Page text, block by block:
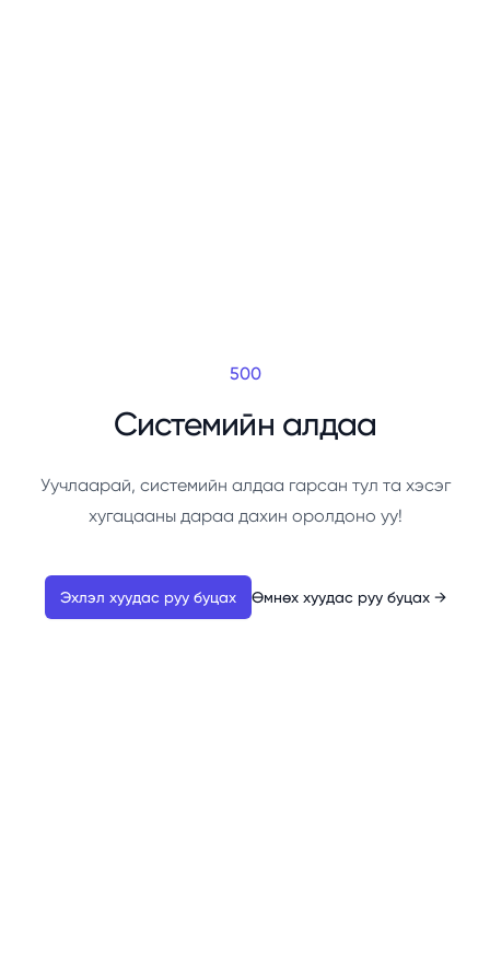
500
Системийн алдаа
Уучлаарай, системийн алдаа гарсан тул та хэсэг
хугацааны дараа дахин оролдоно уу!
Эхлэл хуудас руу буцах Өмнөх хуудас руу буцах →